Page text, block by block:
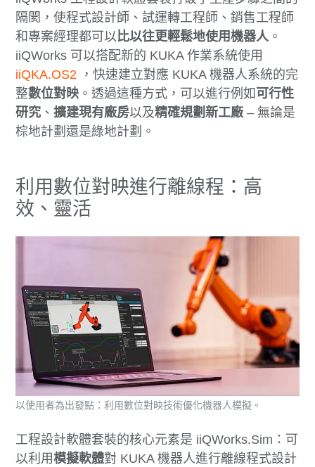
隔閡，使程式設計師、試運轉工程師、銷售工程師
和專案經理都可以比以往更輕鬆地使用機器人。
iiQWorks 可以搭配新的 KUKA 作業系統使用
iiQKA.OS2 ，快速建立對應 KUKA 機器人系統的完
整數位對映 。透過這種方式，可以進行例如 可行性
研究 、擴建現有廠房以及精確規劃新工廠 – 無論是
棕地計劃還是綠地計劃。
利用數位對映進行離線程：高
效、靈活
工程設計軟體套裝的核心元素是 iiQWorks.Sim：可
以利用模擬軟體對 KUKA 機器人進行離線程式設計
以使用者為出發點：利用數位對映技術優化機器人模擬。